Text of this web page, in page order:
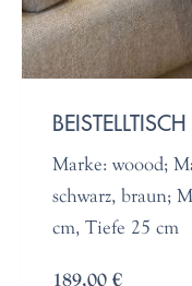
BEISTELLTISCH
Marke: woood;
schwarz, braun;
cm, Tiefe 25 cm
189,00 €